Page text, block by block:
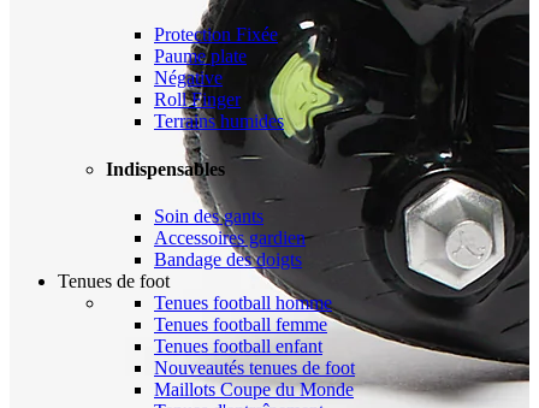
Protection Fixée
Paume plate
Négative
Roll Finger
Terrains humides
Indispensables
Soin des gants
Accessoires gardien
Bandage des doigts
Tenues de foot
Tenues football homme
Tenues football femme
Tenues football enfant
Nouveautés tenues de foot
Maillots Coupe du Monde